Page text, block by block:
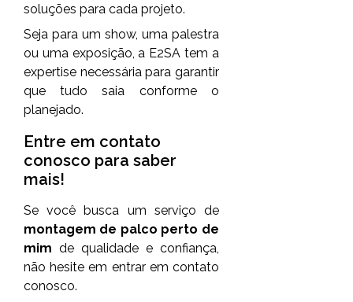
soluções para cada projeto.
Seja para um show, uma palestra
ou uma exposição, a E2SA tem a
expertise necessária para garantir
que tudo saia conforme o
planejado.
Entre em contato
conosco para saber
mais!
Se você busca um serviço de
montagem de palco perto de
mim de qualidade e confiança,
não hesite em entrar em contato
conosco.